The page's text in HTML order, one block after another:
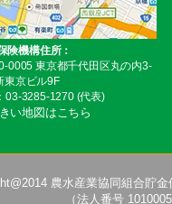
険機構住所：
0005 東京都千代田区丸の内3-
東京ビル9F
03-3285-1270 (代表)
い地図はこちら
農水産業協同組合貯金
（法人番号